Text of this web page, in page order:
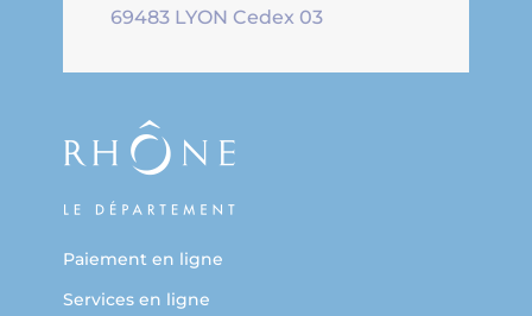
Paiement en ligne
Services en ligne
69483 LYON Cedex 03